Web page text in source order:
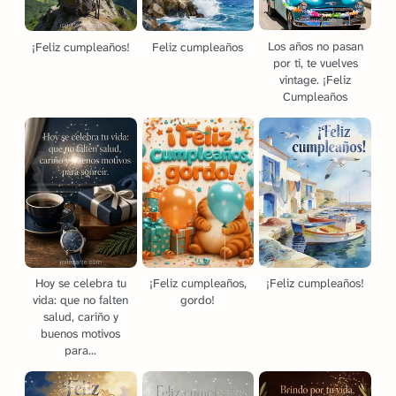
¡Feliz cumpleaños! Feliz cumpleaños
Los años no pasan
por ti, te vuelves
vintage. ¡Feliz
Cumpleaños
Hoy se celebra tu
vida: que no falten
salud, cariño y
buenos motivos
para...
¡Feliz cumpleaños,
gordo!
¡Feliz cumpleaños!